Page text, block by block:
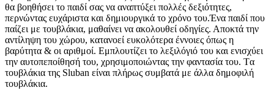
θα βοηθήσει το παιδί σας να αναπτύξει πολλές δεξιότητες,
περνώντας ευχάριστα και δημιουργικά το χρόνο του.Ένα παιδί που
παίζει με τουβλάκια, μαθαίνει να ακολουθεί οδηγίες. Αποκτά την
αντίληψη του χώρου, κατανοεί ευκολότερα έννοιες όπως η
βαρύτητα & οι αριθμοί. Εμπλουτίζει το λεξιλόγιό του και ενισχύει
την αυτοπεποίθησή του, χρησιμοποιώντας την φαντασία του. Tα
τουβλάκια της Sluban είναι πλήρως συμβατά με άλλα δημοφιλή
τουβλάκια.